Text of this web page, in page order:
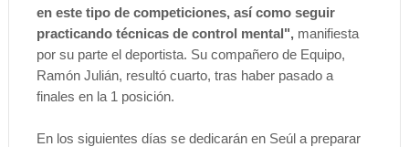
en este tipo de competiciones, así como seguir
practicando técnicas de control mental",manifiesta
por su parte el deportista. Su compañero de Equipo,
Ramón Julián, resultó cuarto, tras haber pasado a
finales en la 1 posición.
En los siguientes días se dedicarán en Seúl a preparar